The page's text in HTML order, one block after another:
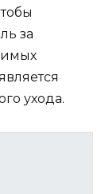
за
ухода.